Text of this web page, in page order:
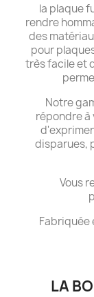
la plaque
rendre
des
pour
très facile et
Notre
répondre
disparues,
Vous
Fabriquée
LA